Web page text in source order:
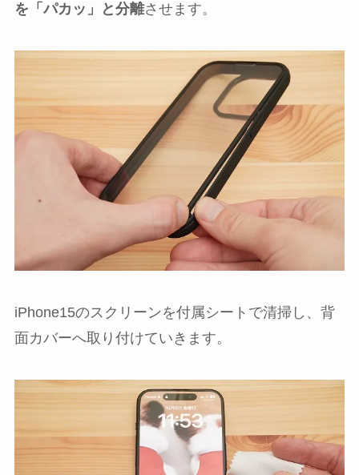
を「パカッ」と分離させます。
iPhone15のスクリーンを付属シートで清掃し、背
面カバーへ取り付けていきます。